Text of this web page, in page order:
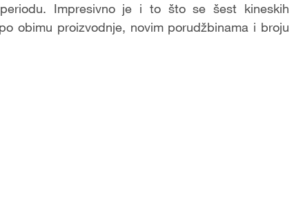
Impresivno je i to što se šest kineskih
obimu proizvodnje, novim porudžbinama i broju